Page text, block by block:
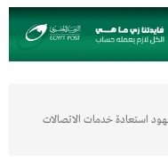
استعادة خدمات الاتصالات